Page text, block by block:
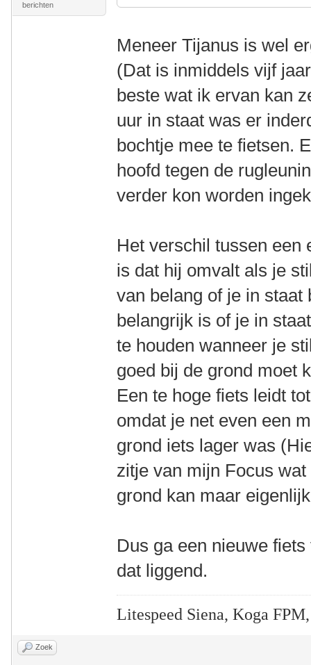
berichten
Meneer Tijanus is wel
(Dat is inmiddels vijf
beste wat ik ervan kan
uur in staat was er
bochtje mee te fietsen.
hoofd tegen de
verder kon worden
Het verschil tussen een
is dat hij omvalt als je
van belang of je in staat
belangrijk is of je in
te houden wanneer je
goed bij de grond moet
Een te hoge fiets leidt
omdat je net even een
grond iets lager was
zitje van mijn Focus
grond kan maar
Dus ga een nieuwe
dat liggend.
Litespeed Siena, Koga
Zoek